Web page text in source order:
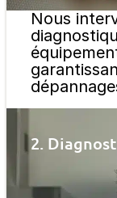
Nous
2.